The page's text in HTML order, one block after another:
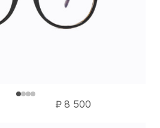
₽8 500